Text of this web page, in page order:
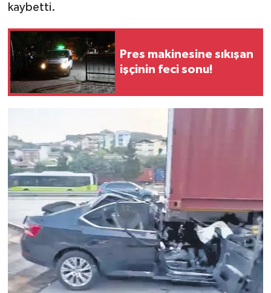
kaybetti.
Pres makinesine sıkışan
işçinin feci sonu!